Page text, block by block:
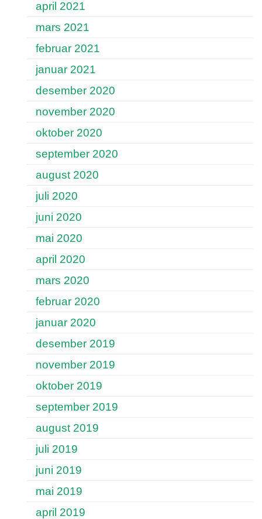
april 2021
mars 2021
februar 2021
januar 2021
desember 2020
november 2020
oktober 2020
september 2020
august 2020
juli 2020
juni 2020
mai 2020
april 2020
mars 2020
februar 2020
januar 2020
desember 2019
november 2019
oktober 2019
september 2019
august 2019
juli 2019
juni 2019
mai 2019
april 2019